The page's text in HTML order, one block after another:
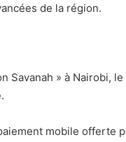
de la région.
Savanah » à Nairobi,
mobile offerte